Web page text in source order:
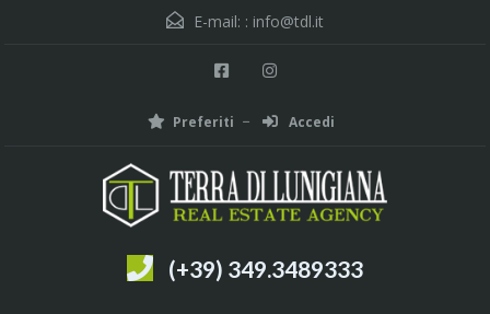
E-mail: : info@tdl.it
Preferiti Accedi
(+39) 349.3489333